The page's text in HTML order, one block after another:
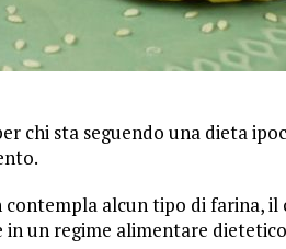
chi sta seguendo una dieta
alcun tipo di farina, il
un regime alimentare